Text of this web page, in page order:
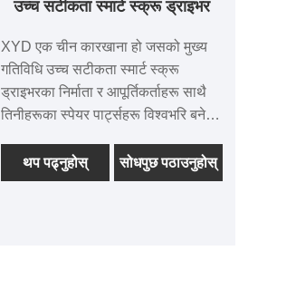
उच्च सटीकता स्मार्ट स्क्रू ड्राइभर
XYD एक चीन कारखाना हो जसको मुख्य
गतिविधि उच्च सटीकता स्मार्ट स्क्रू
ड्राइभरका निर्माता र आपूर्तिकर्ताहरू साथै
तिनीहरूका स्पेयर पार्ट्सहरू विश्वभरि बनेको
XYD लाई गुणस्तरीय प्राविधिक समाधान
प्रदान गर्दै कुनै पनि ग्राहकको आवश्यकता
थप पढ्नुहोस् सोधपुछ पठाउनुहोस्